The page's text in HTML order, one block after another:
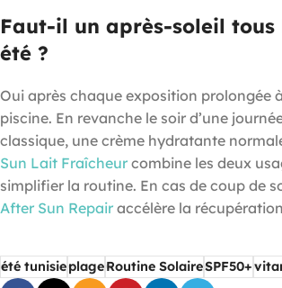
Faut-il un après-soleil tous
été ?
Oui après chaque exposition prolongée
piscine. En revanche le soir d’une
classique, une crème hydratante
Sun Lait Fraîcheur combine les deux
simplifier la routine. En cas de coup de
After Sun Repair accélère la
été tunisieplageRoutine SolaireSPF50+